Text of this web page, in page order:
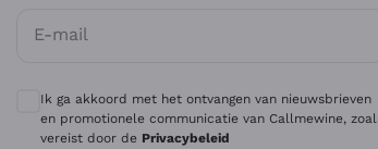
Antinori
Ca' del Bosco
Gavi
E-mail
Optionele toestemmingen om
Ik ga akkoord met het ontvangen van nieuwsbrieven
en promotionele communicatie van Callmewine,
vereist door de Privacybeleid